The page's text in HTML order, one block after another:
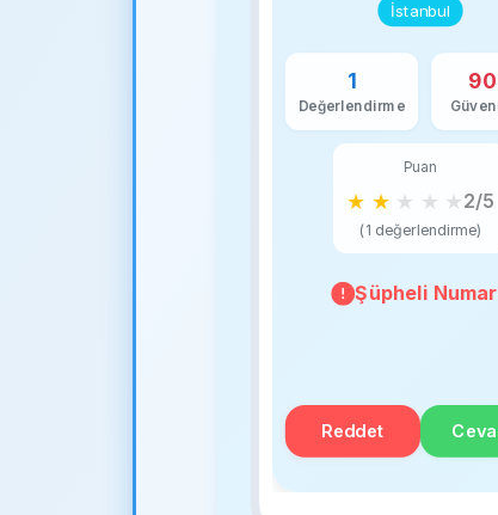
İstanbul
1
Değerlendirme
Puan
★ ★ ★ ★ ★2/5
(1 değerlendirme)
Şüpheli
Reddet